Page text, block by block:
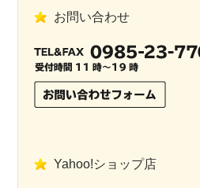
お問い合わせ
Yahoo!ショップ店